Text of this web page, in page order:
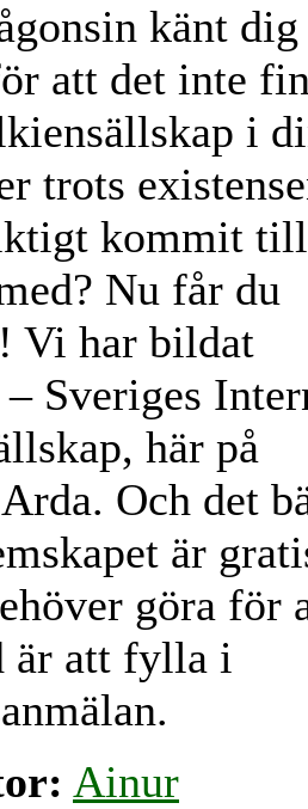
känt dig
att det inte
i
trots
kommit
Nu får du
Vi har bildat
Sveriges
här på
Och det
är
göra för
är att fylla i
Ainur